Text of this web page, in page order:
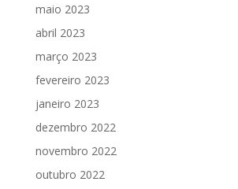
maio 2023
abril 2023
março 2023
fevereiro 2023
janeiro 2023
dezembro 2022
novembro 2022
outubro 2022